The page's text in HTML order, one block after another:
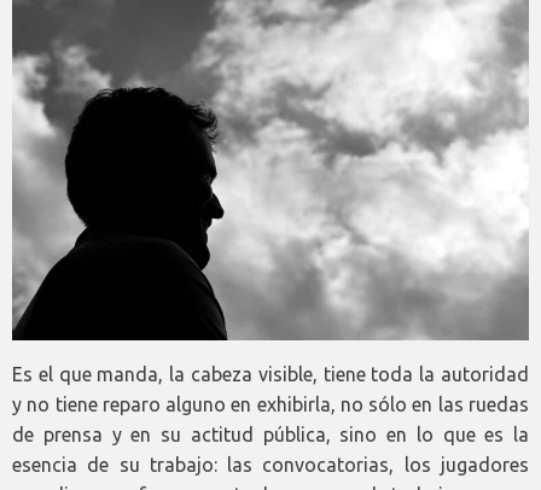
Es el que manda, la cabeza visible, tiene toda la autoridad
y no tiene reparo alguno en exhibirla, no sólo en las ruedas
de prensa y en su actitud pública, sino en lo que es la
esencia de su trabajo: las convocatorias, los jugadores